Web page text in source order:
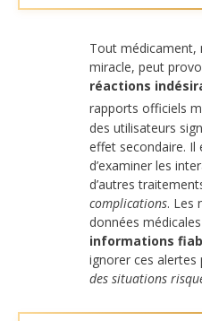
Tout médicament,
miracle, peut
réactions
rapports officiels
des utilisateurs
effet secondaire.
d’examiner les
d’autres
complications. Les
données
informations
ignorer ces alertes
des situations